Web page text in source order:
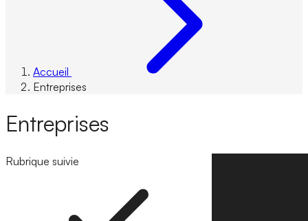
Accueil
Entreprises
Entreprises
Rubrique suivie